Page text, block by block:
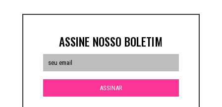
ASSINE NOSSO BOLETIM